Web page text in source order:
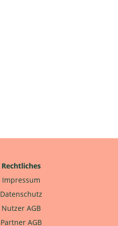
Rechtliches
Impressum
Datenschutz
Nutzer AGB
Partner AGB